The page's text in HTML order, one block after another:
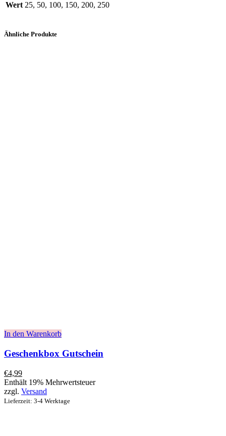
Wert 25, 50, 100, 150, 200, 250
Ähnliche Produkte
In den Warenkorb
Geschenkbox Gutschein
€4,99
Enthält 19% Mehrwertsteuer
zzgl. Versand
Lieferzeit: 3-4 Werktage